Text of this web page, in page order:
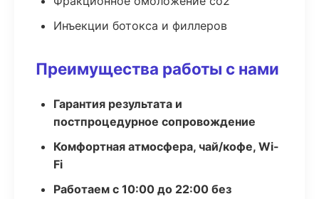
Инъекции ботокса и филлеров
Преимущества работы с нами
Гарантия результата и
постпроцедурное сопровождение
Комфортная атмосфера, чай/кофе, Wi-
Fi
Работаем с 10:00 до 22:00 без